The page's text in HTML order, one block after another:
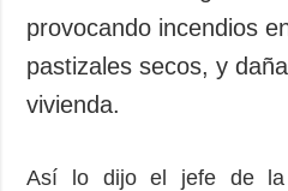
provocando incendios
pastizales secos, y
vivienda.
Así lo dijo el jefe de la